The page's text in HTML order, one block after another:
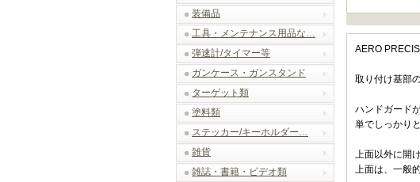
装備品
工具・メンテナンス用品な…
弾速計/タイマー等
ガンケース・ガンスタンド
ターゲット類
塗料類
ステッカー/キーホルダー…
雑貨
雑誌・書籍・ビデオ類
AERO
取り付け基部
ハンドガード
単でしっかり
上面以外に開
上面は、一般